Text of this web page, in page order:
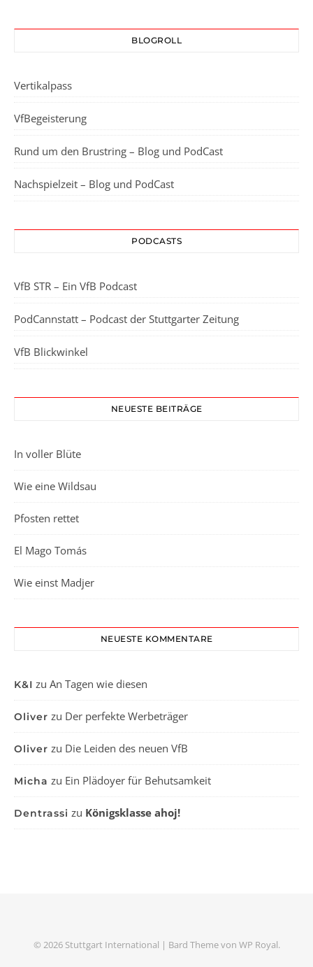
BLOGROLL
Vertikalpass
VfBegeisterung
Rund um den Brustring – Blog und PodCast
Nachspielzeit – Blog und PodCast
PODCASTS
VfB STR – Ein VfB Podcast
PodCannstatt – Podcast der Stuttgarter Zeitung
VfB Blickwinkel
NEUESTE BEITRÄGE
In voller Blüte
Wie eine Wildsau
Pfosten rettet
El Mago Tomás
Wie einst Madjer
NEUESTE KOMMENTARE
K&I zu An Tagen wie diesen
Oliver zu Der perfekte Werbeträger
Oliver zu Die Leiden des neuen VfB
Micha zu Ein Plädoyer für Behutsamkeit
Dentrassi zu Königsklasse ahoj!
© 2026 Stuttgart International | Bard Theme von WP Royal.